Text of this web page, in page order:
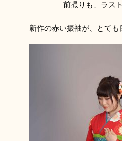
前撮りも、ラス
新作の赤い振袖が、とても